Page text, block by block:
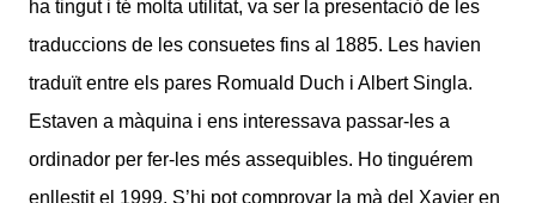
ha tingut i té molta utilitat, va ser la presentació de les
traduccions de les consuetes fins al 1885. Les havien
traduït entre els pares Romuald Duch i Albert Singla.
Estaven a màquina i ens interessava passar-les a
ordinador per fer-les més assequibles. Ho tinguérem
enllestit el 1999. S’hi pot comprovar la mà del Xavier en